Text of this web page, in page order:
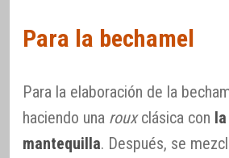
Para la bechamel
Para la elaboración de la
haciendo una rouxclásica con
mantequilla. Después, se